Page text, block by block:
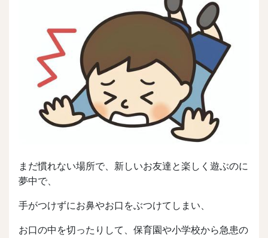
まだ慣れない場所で、新しいお友達と楽しく遊ぶのに
夢中で、
手がつけずにお鼻やお口をぶつけてしまい、
お口の中を切ったりして、保育園や小学校から急患の